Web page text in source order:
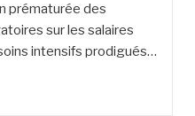
prématurée des
sur les salaires
intensifs prodigués…